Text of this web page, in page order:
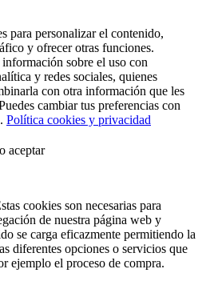
para personalizar el contenido,
y ofrecer otras funciones.
sobre el uso con
y redes sociales, quienes
con otra información que les
cambiar tus preferencias con
Política cookies y privacidad
aceptar
cookies son necesarias para
de nuestra página web y
se carga eficazmente permitiendo la
diferentes opciones o servicios que
ejemplo el proceso de compra.